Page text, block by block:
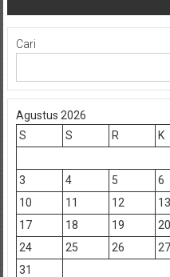
Cari
Agustus 2026
S
S R K
3
4 5 6
10
11 12 13
17
18 19 20
24
25 26 27
31